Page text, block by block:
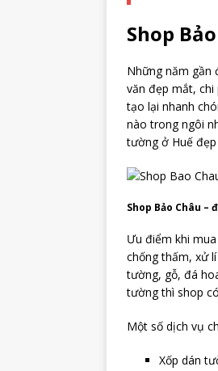
Shop
Những năm gần
văn đẹp mắt,
tạo lại nhanh
nào trong ngôi
tường ở Huế
Shop Bảo Châu
Ưu điểm khi
chống thấm, xử
tường, gỗ, đá
tường thì shop
Một số dịch vụ
Xốp dán